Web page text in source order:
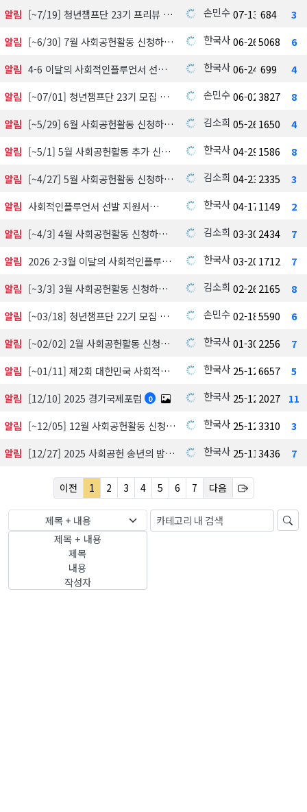
알림
[~7/19] 청년챔프단 23기 프리뷰 신청하기 손민수07-13 684
3
알림
[~6/30] 7월 사회공헌활동 신청하기 한국사회공헌협회
06-26 5068
6
알림
4-6 이달의 사회적인플루언서 선정 발표 한국사회공헌협회
06-24 699
4
알림
[~07/01] 청년챔프단 23기 모집 中 손민수06-02 3827
8
알림
[~5/29] 6월 사회공헌활동 신청하기 김소희 05-26 1650
4
알림
[~5/1] 5월 사회공헌활동 추가 신청하기 한국사회공헌협회
04-29 1586
8
알림
[~4/27] 5월 사회공헌활동 신청하기 김소희 04-23 2335
3
알림
사회적인플루언서 선발 지원서 한국사회공헌협회
04-17 1149
2
알림
[~4/3] 4월 사회공헌활동 신청하기 김소희 03-30 2434
7
알림
2026 2-3월 이달의 사회적인플루언서 선정 발표 한국사회공헌협회
03-20 1712
7
알림
[~3/3] 3월 사회공헌활동 신청하기 김소희 02-26 2165
8
알림
[~03/18] 청년챔프단 22기 모집 中 손민수02-18 5590
6
알림
[~02/02] 2월 사회공헌활동 신청하기 한국사회공헌협회
01-30 2256
7
알림
[~01/11] 제2회 대한민국 사회적가치 시상식 수상 후보자 공모 및 심사 한국사회공헌협회
25-12-18
6657
5
알림 [12/10] 2025 경기국제포럼 0 한국사회공헌협회
25-12-03
2027
11
알림
[~12/05] 12월 사회공헌활동 신청하기 한국사회공헌협회
25-12-01
3310
3
알림
[12/27] 2025 사회공헌 송년의 밤, 포틀락파티 한국사회공헌협회
25-11-18
3436 7
이전 1 2 3 4 5 6 7 다음
제목 + 내용
제목 + 내용
제목
내용
작성자